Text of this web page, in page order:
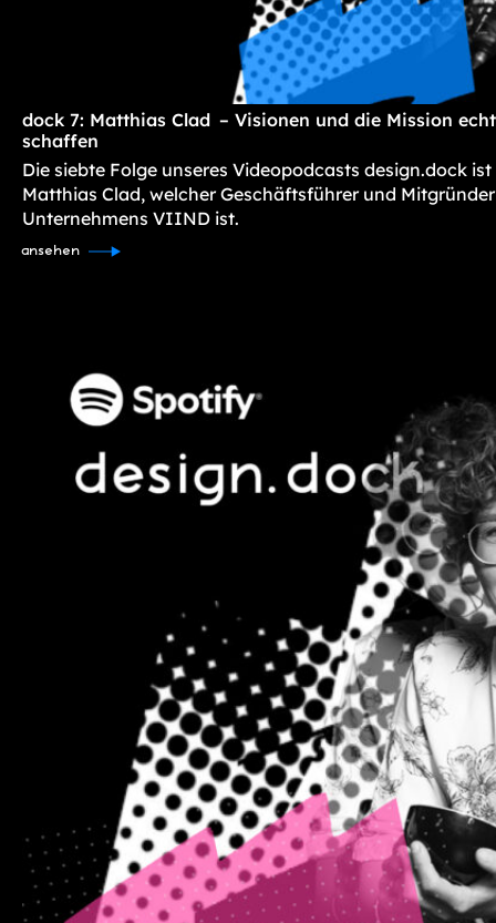
dock 7: Matthias Clad – Visionen und die Mission
schaffen
Die siebte Folge unseres Videopodcasts design.dock
Matthias Clad, welcher Geschäftsführer und
Unternehmens VIIND ist.
ansehen